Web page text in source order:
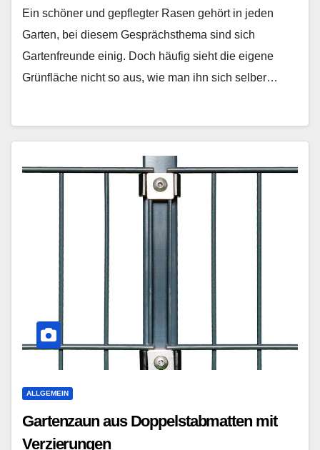
Ein schöner und gepflegter Rasen gehört in jeden
Garten, bei diesem Gesprächsthema sind sich
Gartenfreunde einig. Doch häufig sieht die eigene
Grünfläche nicht so aus, wie man ihn sich selber…
ALLGEMEIN
Gartenzaun aus Doppelstabmatten mit
Verzierungen